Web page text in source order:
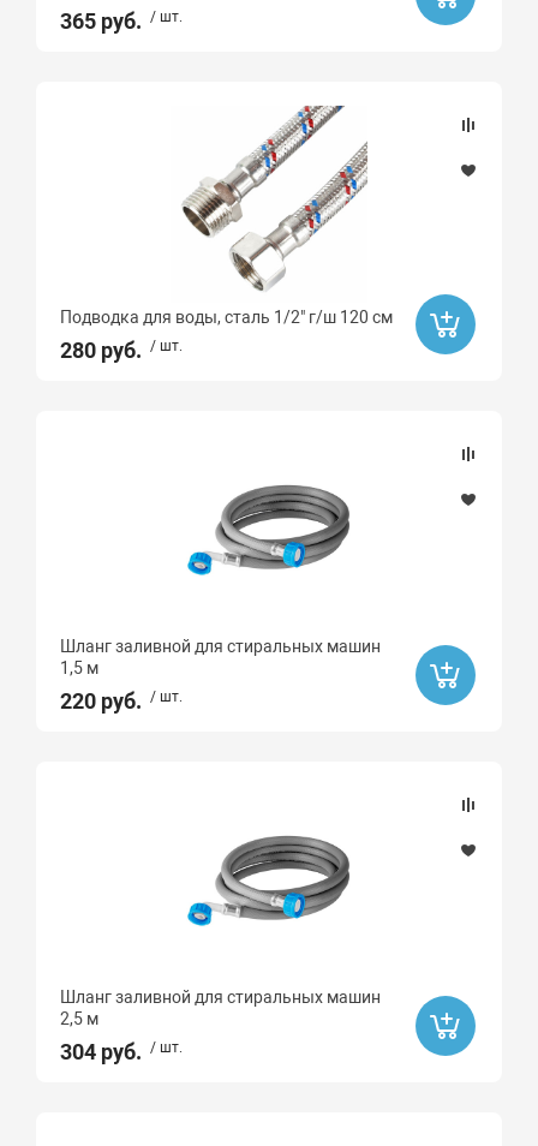
365 руб. / шт.
Подводка для воды, сталь 1/2" г/ш 120 см
280 руб. / шт.
Шланг заливной для стиральных машин
1,5 м
220 руб. / шт.
Шланг заливной для стиральных машин
2,5 м
304 руб. / шт.